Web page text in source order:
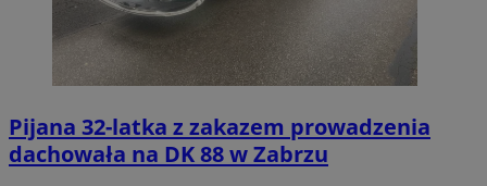
Pijana 32-latka z zakazem prowadzenia
dachowała na DK 88 w Zabrzu